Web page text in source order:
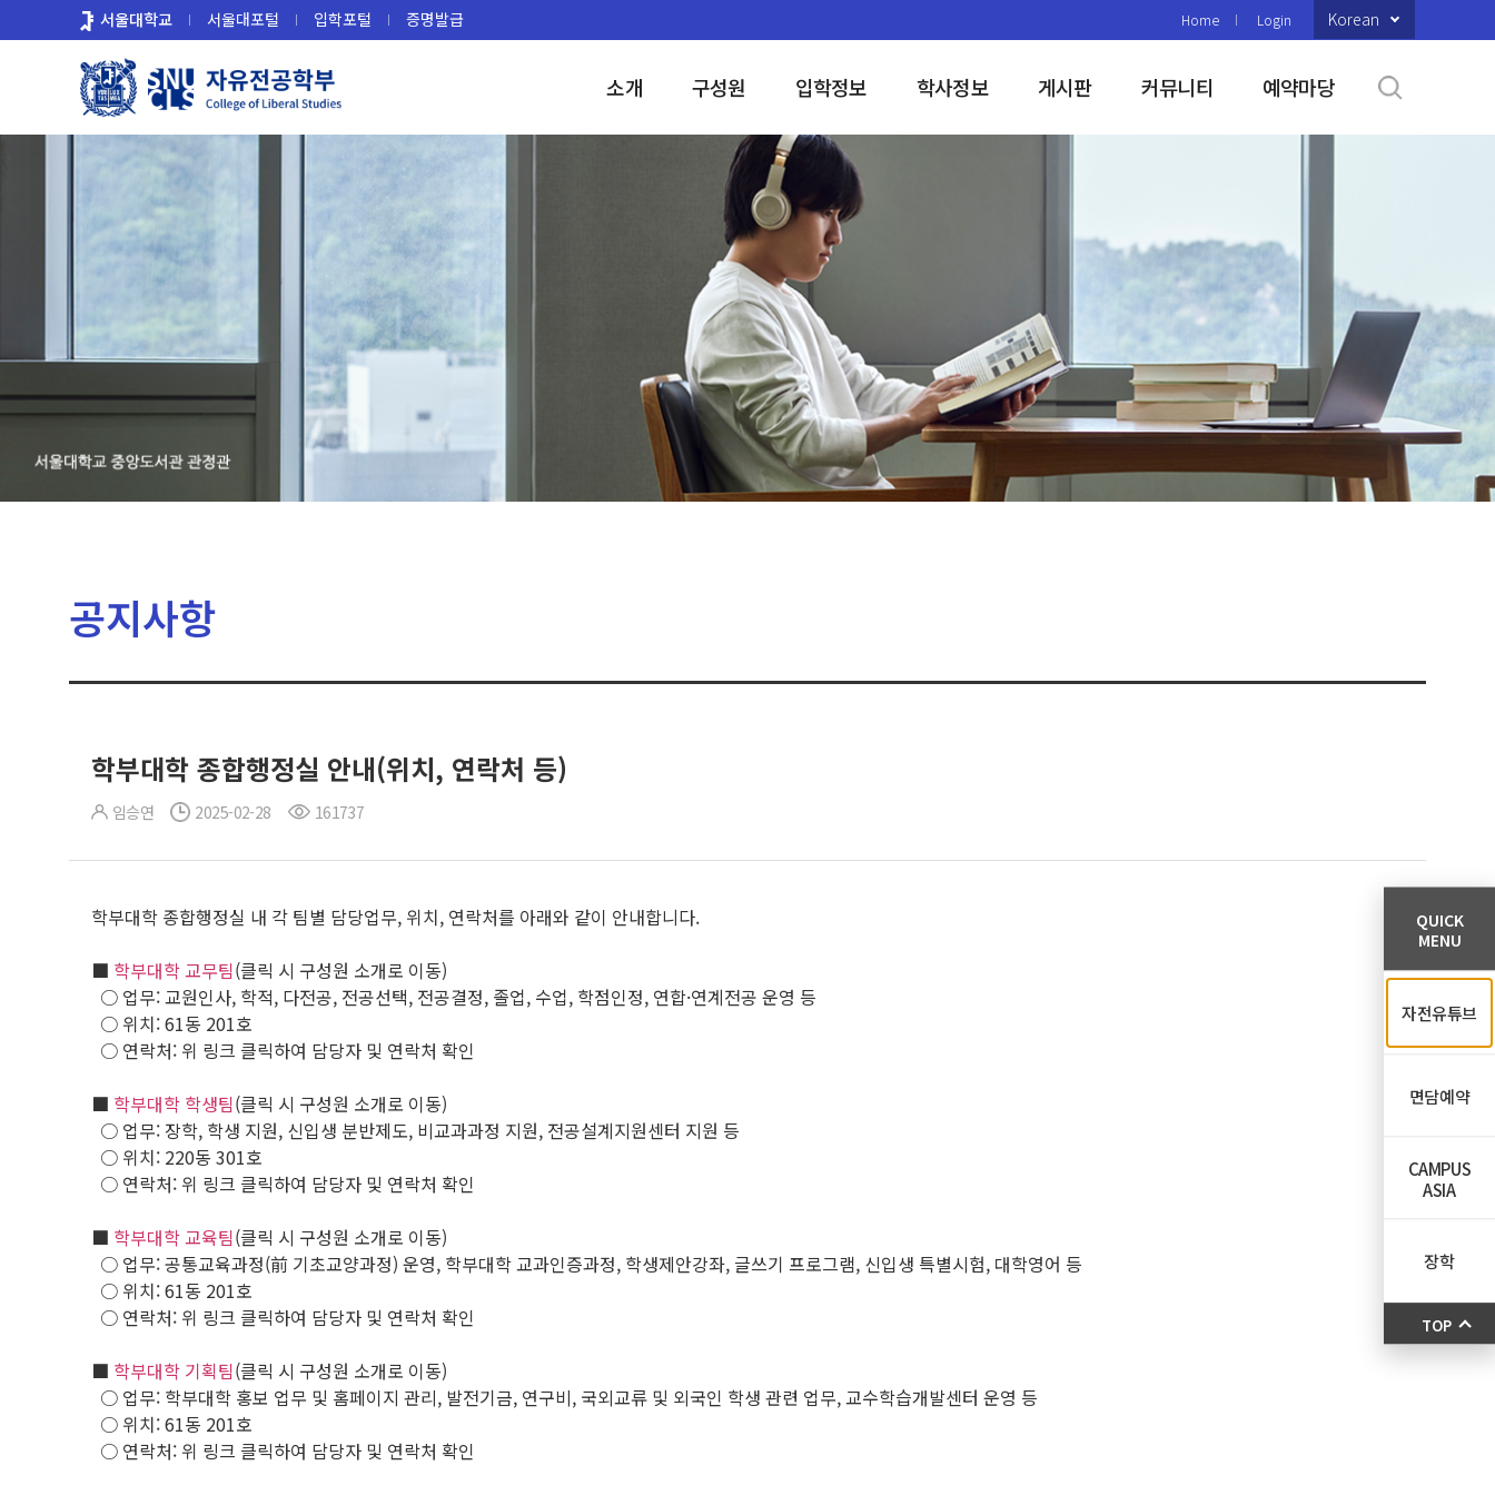
로
서울대학교 서울대포털 입학포털 증명발급 Home Login Korean
소개 구성원 입학정보 학사정보 게시판 커뮤니티 예약마당
공지사항
학부대학 종합행정실 안내(위치, 연락처 등)
임승연 2025-02-28 161737
학부대학 종합행정실 내 각 팀별 담당업무, 위치, 연락처를 아래와 같이 안내합니다.
■ 학부대학 교무팀(클릭 시 구성원 소개로 이동)
○ 업무: 교원인사, 학적, 다전공, 전공선택, 전공결정, 졸업, 수업, 학점인정, 연합·연계전공 운영 등
○ 위치: 61동 201호
○ 연락처: 위 링크 클릭하여 담당자 및 연락처 확인
■ 학부대학 학생팀(클릭 시 구성원 소개로 이동)
○ 업무: 장학, 학생 지원, 신입생 분반제도, 비교과과정 지원, 전공설계지원센터 지원 등
○ 위치: 220동 301호
○ 연락처: 위 링크 클릭하여 담당자 및 연락처 확인
■ 학부대학 교육팀(클릭 시 구성원 소개로 이동)
○ 업무: 공통교육과정(前 기초교양과정) 운영, 학부대학 교과인증과정, 학생제안강좌, 글쓰기 프로그램, 신입생 특별시험, 대학영어 등
○ 위치: 61동 201호
○ 연락처: 위 링크 클릭하여 담당자 및 연락처 확인
■ 학부대학 기획팀(클릭 시 구성원 소개로 이동)
○ 업무: 학부대학 홍보 업무 및 홈페이지 관리, 발전기금, 연구비, 국외교류 및 외국인 학생 관련 업무, 교수학습개발센터 운영 등
○ 위치: 61동 201호
○ 연락처: 위 링크 클릭하여 담당자 및 연락처 확인
QUICK
MENU
자전유튜브
면담예약
CAMPUS
ASIA
장학
TOP